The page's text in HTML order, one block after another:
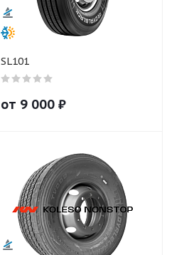
SL101
от 9 000 ₽